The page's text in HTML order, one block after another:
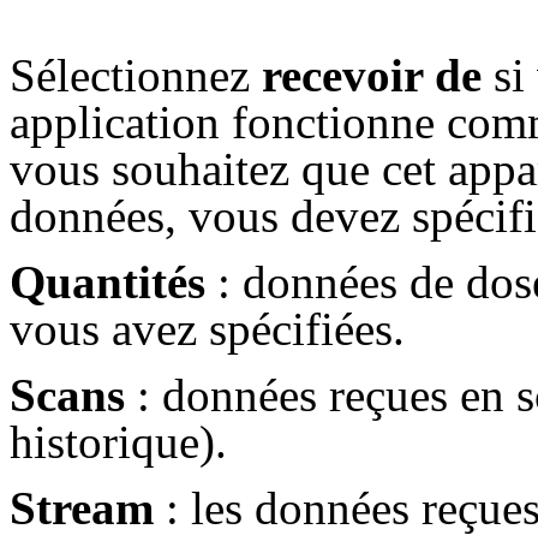
Sélectionnez recevoir de si
application fonctionne
vous souhaitez que cet
données, vous devez
Quantités : données de
vous avez spécifiées.
Scans : données reçues en
historique).
Stream : les données